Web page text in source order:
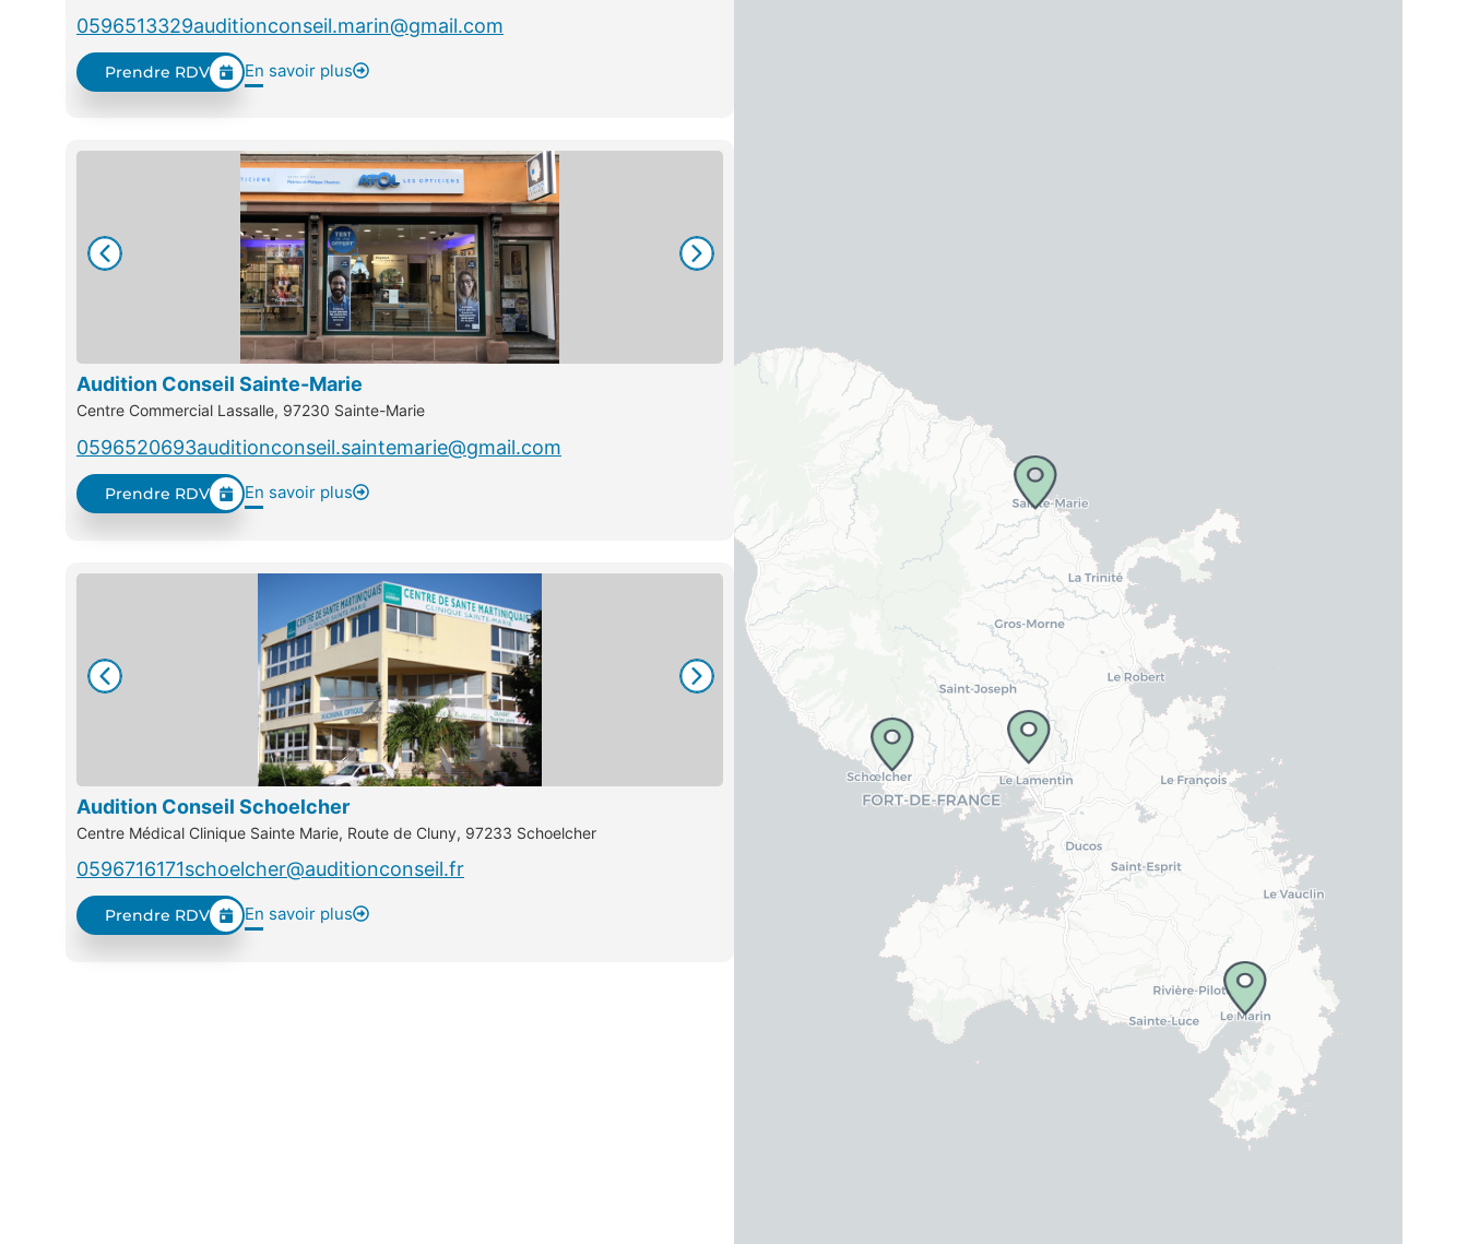
0596513329auditionconseil.marin@gmail.com
Prendre RDV En savoir plus
Audition Conseil Sainte-Marie
Centre Commercial Lassalle, 97230 Sainte-Marie
0596520693auditionconseil.saintemarie@gmail.com
Prendre RDV En savoir plus
Audition Conseil Schoelcher
Centre Médical Clinique Sainte Marie, Route de Cluny, 97233 Schoelcher
0596716171schoelcher@auditionconseil.fr
Prendre RDV En savoir plus